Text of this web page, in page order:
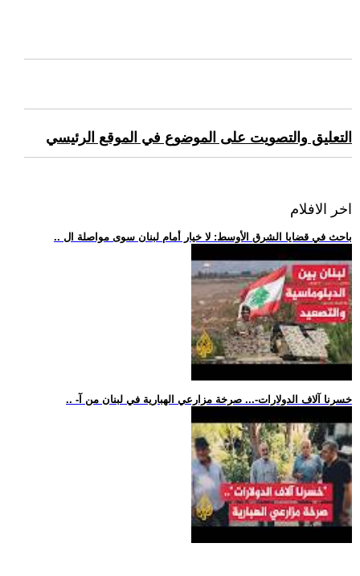
التعليق والتصويت على الموضوع في الموقع الرئيسي
اخر الافلام
.. باحث في قضايا الشرق الأوسط: لا خيار أمام لبنان سوى مواصلة ال
.. -خسرنا آلاف الدولارات-... صرخة مزارعي الهبارية في لبنان من آ